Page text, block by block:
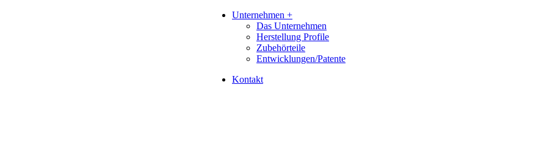
Unternehmen +
Das Unternehmen
Herstellung Profile
Zubehörteile
Entwicklungen/Patente
Kontakt